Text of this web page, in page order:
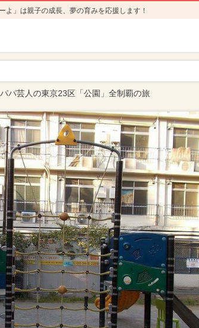
よ」は親子の成長、夢の育みを応援します！
パパ芸人の東京23区「公園」全制覇の旅